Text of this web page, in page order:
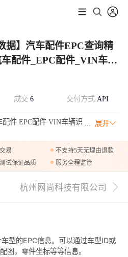
据】汽车配件EPC查询精
配件_EPC配件_VIN车辆
成交 6 交付方式 API
展开
件 EPC配件 VIN车辆识
车型ID或者VIN进行查询。车型ID
易
不支持5天无理由退款
试保证品质
服务全程监管
杭州网尚科技有限公司
型的EPC信息。可以通过车型ID或
图，零件坐标等等信息。